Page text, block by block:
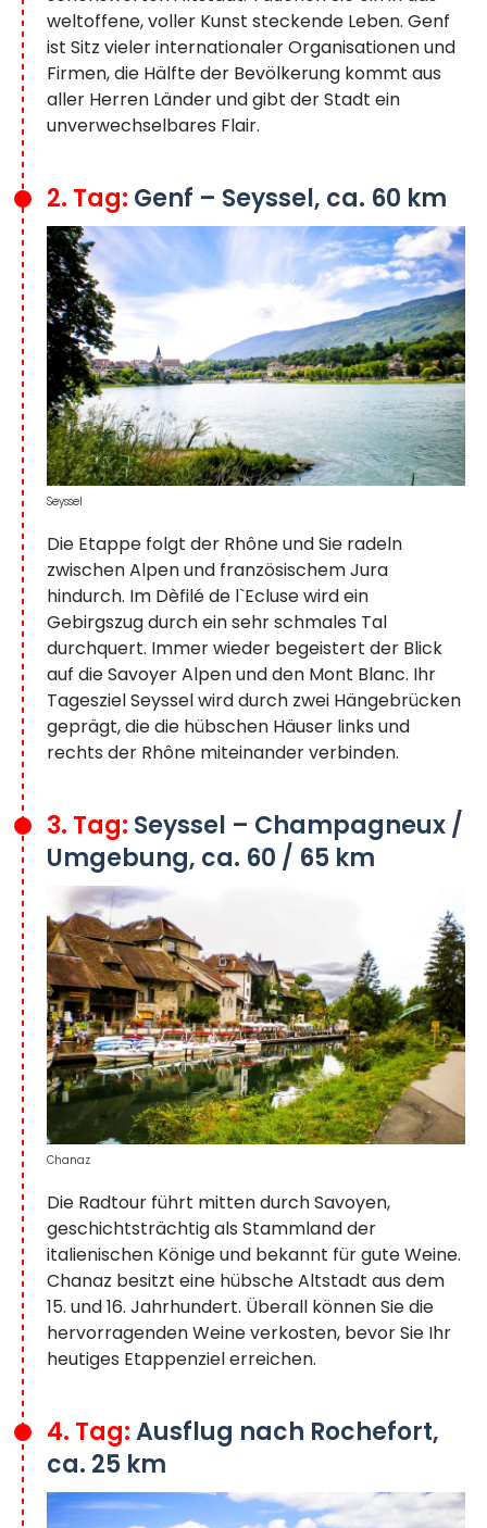
weltoffene, voller Kunst steckende Leben. Genf
ist Sitz vieler internationaler Organisationen und
Firmen, die Hälfte der Bevölkerung kommt aus
aller Herren Länder und gibt der Stadt ein
unverwechselbares Flair.
2. Tag: Genf – Seyssel, ca. 60 km
Die Etappe folgt der Rhône und Sie radeln
zwischen Alpen und französischem Jura
hindurch. Im Dèfilé de l`Ecluse wird ein
Gebirgszug durch ein sehr schmales Tal
durchquert. Immer wieder begeistert der Blick
auf die Savoyer Alpen und den Mont Blanc. Ihr
Tagesziel Seyssel wird durch zwei Hängebrücken
geprägt, die die hübschen Häuser links und
rechts der Rhône miteinander verbinden.
Seyssel
3. Tag: Seyssel – Champagneux /
Umgebung, ca. 60 / 65 km
Die Radtour führt mitten durch Savoyen,
geschichtsträchtig als Stammland der
italienischen Könige und bekannt für gute Weine.
Chanaz besitzt eine hübsche Altstadt aus dem
15. und 16. Jahrhundert. Überall können Sie die
hervorragenden Weine verkosten, bevor Sie Ihr
heutiges Etappenziel erreichen.
Chanaz
4. Tag:Ausflug nach Rochefort,
ca. 25 km